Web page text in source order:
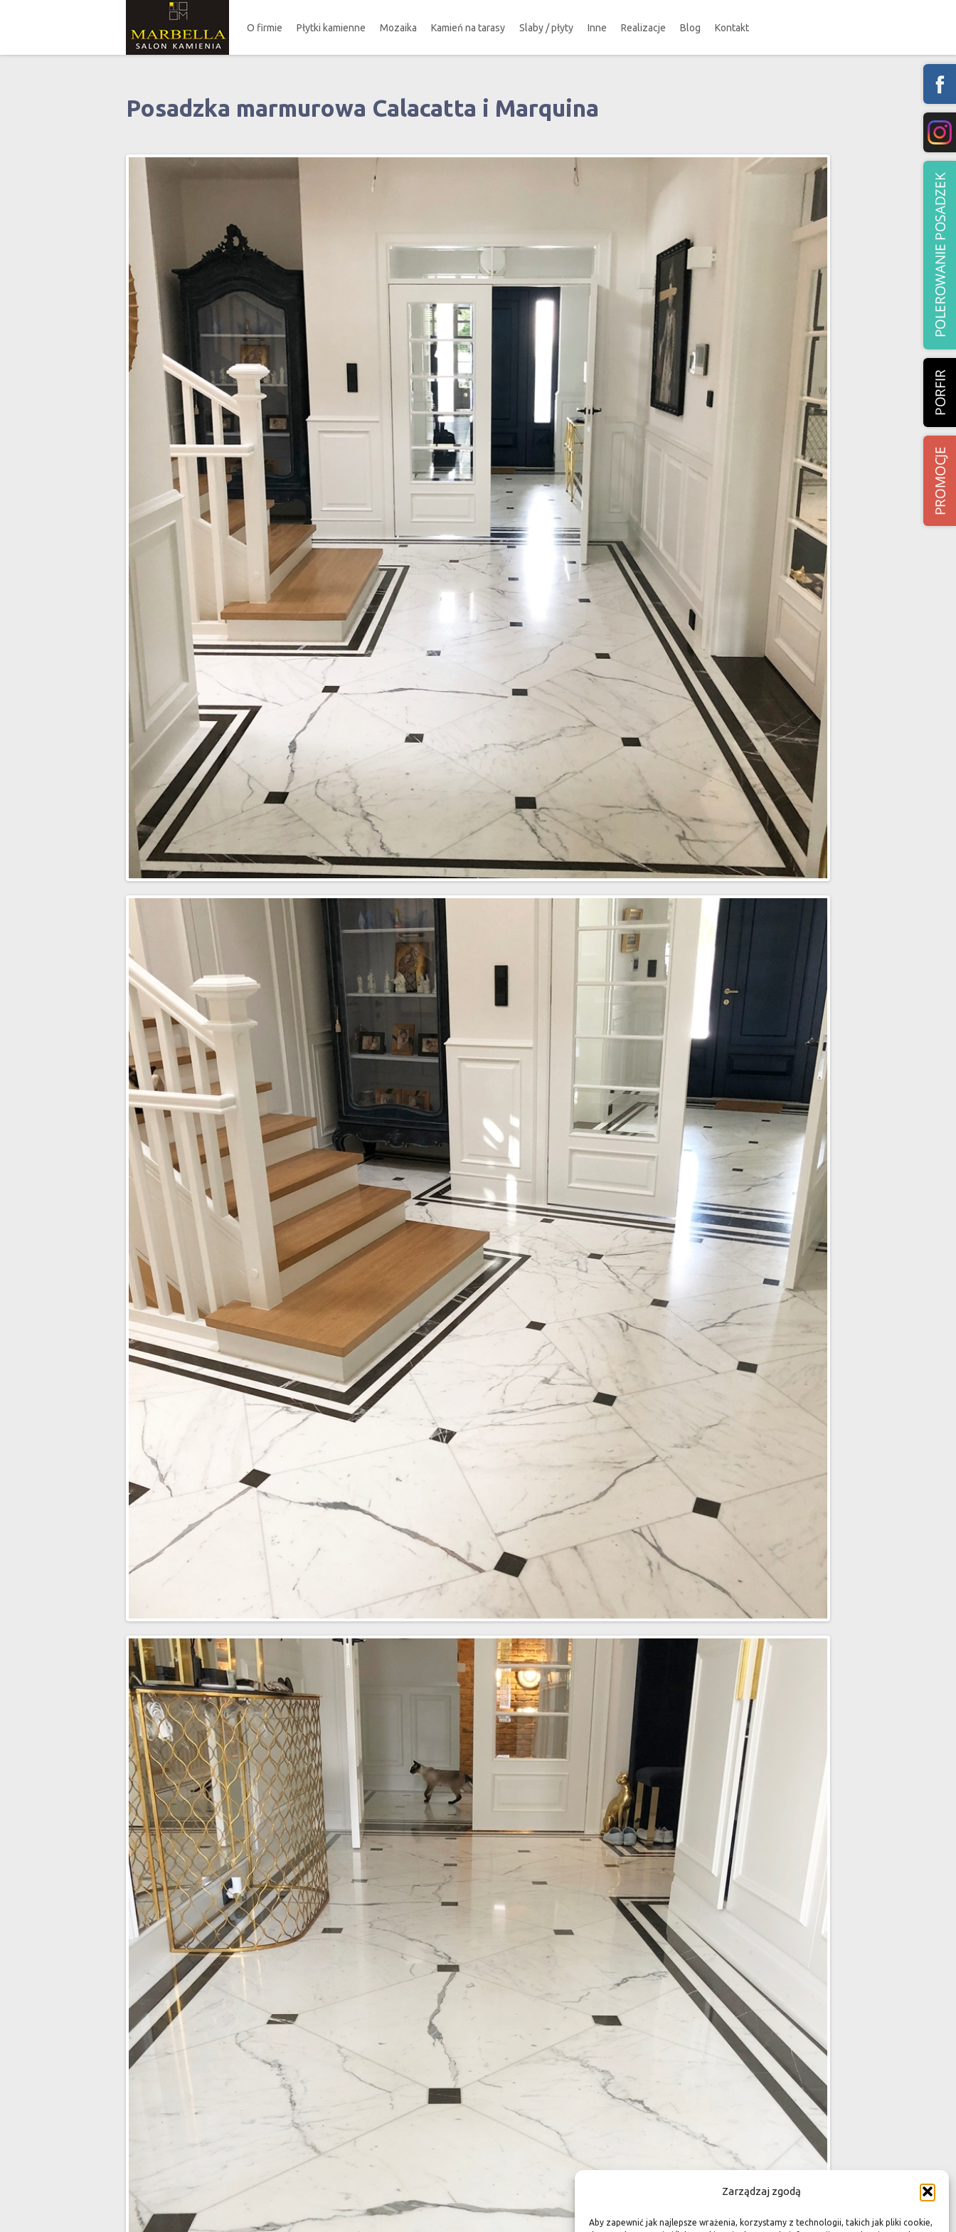
Zarządzaj zgodą
Aby zapewnić jak najlepsze wrażenia, korzystamy z technologii, takich jak pliki cookie,
O firmie Płytki kamienne Mozaika Kamień na tarasy Slaby / płyty Inne Realizacje Blog Kontakt
Posadzka marmurowa Calacatta i Marquina